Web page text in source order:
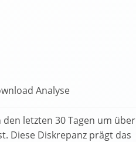
letzten 30 Tagen um über
Diese Diskrepanz prägt das